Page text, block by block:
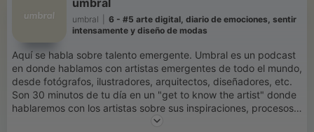
umbral
6 - #5 arte digital, diario de emociones, sentir
intensamente y diseño de modas
Aquí se habla sobre talento emergente. Umbral es un podcast
en donde hablamos con artistas emergentes de todo el mundo,
desde fotógrafos, ilustradores, arquitectos, diseñadores, etc.
Son 30 minutos de tu día en un "get to know the artist" donde
hablaremos con los artistas sobre sus inspiraciones, procesos